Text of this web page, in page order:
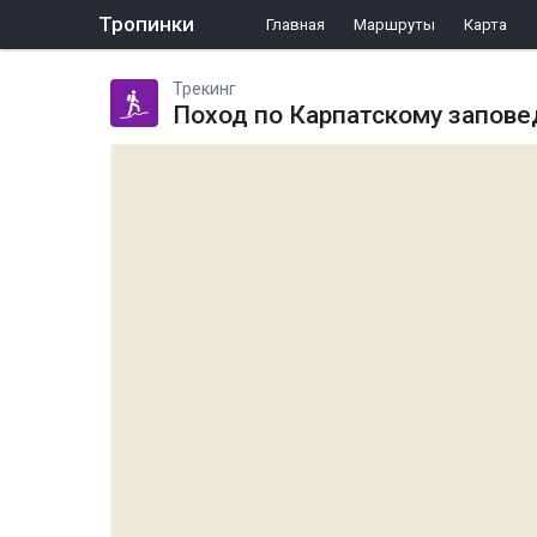
Тропинки Главная Маршруты Карта
Трекинг
Поход по Карпатскому